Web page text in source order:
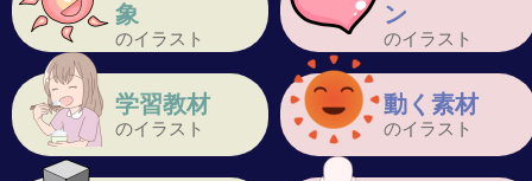
象
のイラスト
ン
のイラスト
学習教材
のイラスト
動く素材
のイラスト